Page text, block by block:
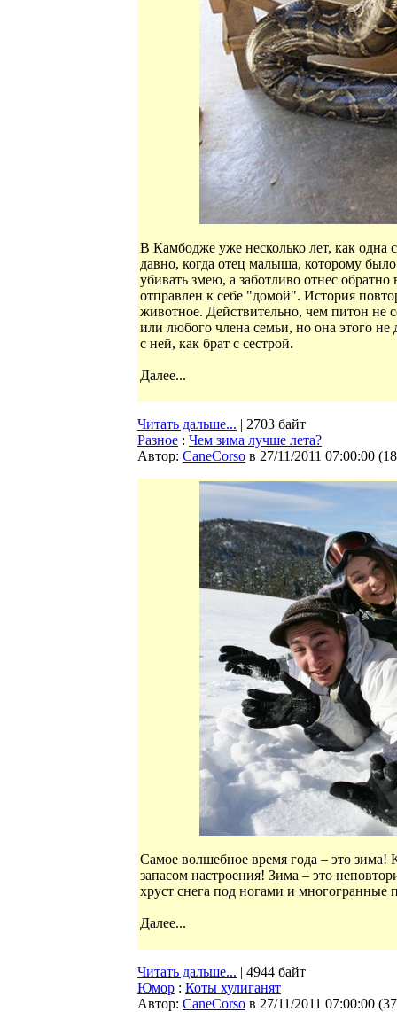
В Камбодже уже несколько лет, как одна
давно, когда отец малыша, которому
убивать змею, а заботливо отнес
отправлен к себе "домой". История
животное. Действительно, чем питон не
или любого члена семьи, но она этого не
с ней, как брат с сестрой.
Далее...
Читать дальше... | 2703 байт
Разное : Чем зима лучше лета?
Автор: CaneCorso в 27/11/2011 07:00:00 (
Самое волшебное время года – это зима!
запасом настроения! Зима – это
хруст снега под ногами и
Далее...
Читать дальше... | 4944 байт
Юмор : Коты хулиганят
Автор: CaneCorso в 27/11/2011 07:00:00 (